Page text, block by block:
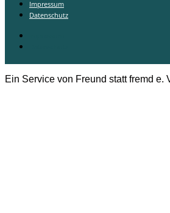
Impressum
Datenschutz
Ein Service von Freund statt fremd e.